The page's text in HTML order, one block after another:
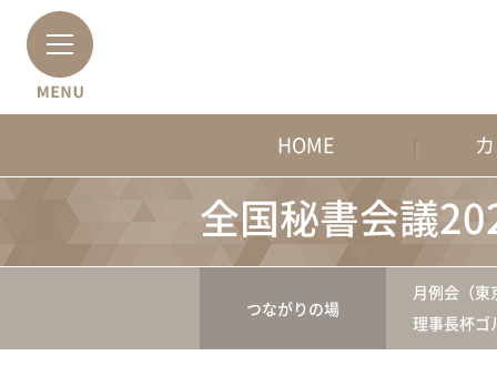
HOME
全国秘書会議
つながりの場
月例会（東
理事長杯ゴ